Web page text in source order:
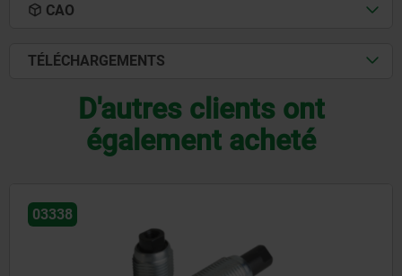
CAO
TÉLÉCHARGEMENTS
D'autres clients ont
également acheté